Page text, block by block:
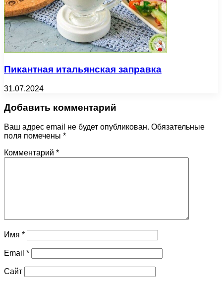
Пикантная итальянская заправка
31.07.2024
Добавить комментарий
Ваш адрес email не будет опубликован. Обязательные
поля помечены *
Комментарий *
Имя *
Email *
Сайт